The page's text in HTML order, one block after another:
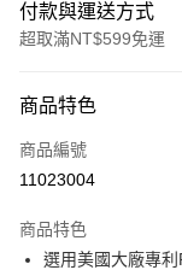
付款與運送方式
超取滿NT$599免運
信用卡一次付款
超商取貨付款
Apple Pay
商品特色
商品編號
11023004
商品特色
選用美國大廠專